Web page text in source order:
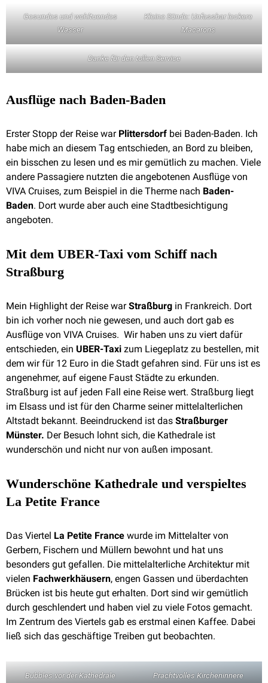
Gesundes und wohltuendes
Wasser
Kleine Sünde: Unfassbar leckere
Macarons
Danke für den tollen Service
Ausflüge nach Baden-Baden
Erster Stopp der Reise war Plittersdorf bei Baden-Baden. Ich
habe mich an diesem Tag entschieden, an Bord zu bleiben,
ein bisschen zu lesen und es mir gemütlich zu machen. Viele
andere Passagiere nutzten die angebotenen Ausflüge von
VIVA Cruises, zum Beispiel in die Therme nach Baden-
Baden. Dort wurde aber auch eine Stadtbesichtigung
angeboten.
Mit dem UBER-Taxi vom Schiff nach
Straßburg
Mein Highlight der Reise warStraßburg in Frankreich. Dort
bin ich vorher noch nie gewesen, und auch dort gab es
Ausflüge von VIVA Cruises. Wir haben uns zu viert dafür
entschieden, ein UBER-Taxi zum Liegeplatz zu bestellen, mit
dem wir für 12 Euro in die Stadt gefahren sind. Für uns ist es
angenehmer, auf eigene Faust Städte zu erkunden.
Straßburg ist auf jeden Fall eine Reise wert. Straßburg liegt
im Elsass und ist für den Charme seiner mittelalterlichen
Altstadt bekannt. Beeindruckend ist das Straßburger
Münster. Der Besuch lohnt sich, die Kathedrale ist
wunderschön und nicht nur von außen imposant.
Wunderschöne Kathedrale und verspieltes
La Petite France
Das Viertel La Petite France wurde im Mittelalter von
Gerbern, Fischern und Müllern bewohnt und hat uns
besonders gut gefallen. Die mittelalterliche Architektur mit
vielen Fachwerkhäusern, engen Gassen und überdachten
Brücken ist bis heute gut erhalten. Dort sind wir gemütlich
durch geschlendert und haben viel zu viele Fotos gemacht.
Im Zentrum des Viertels gab es erstmal einen Kaffee. Dabei
ließ sich das geschäftige Treiben gut beobachten.
Bubbles vor der Kathedrale Prachtvolles Kircheninnere